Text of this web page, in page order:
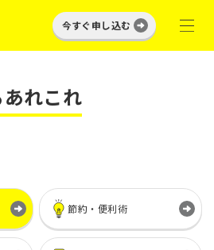
今すぐ申し込む
れこれ
節約・便利術